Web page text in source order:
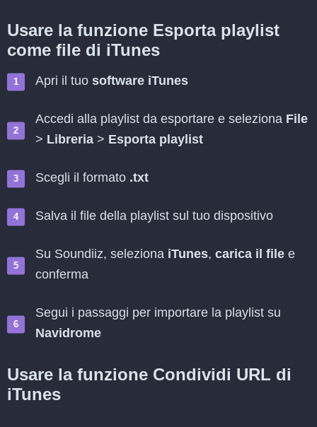
Usare la funzione Esporta playlist
come file di iTunes
Apri il tuo software iTunes
Accedi alla playlist da esportare e seleziona File
> Libreria > Esporta playlist
Scegli il formato .txt
Salva il file della playlist sul tuo dispositivo
Su Soundiiz, seleziona iTunes, carica il file e
conferma
Segui i passaggi per importare la playlist su
Navidrome
Usare la funzione Condividi URL di
iTunes